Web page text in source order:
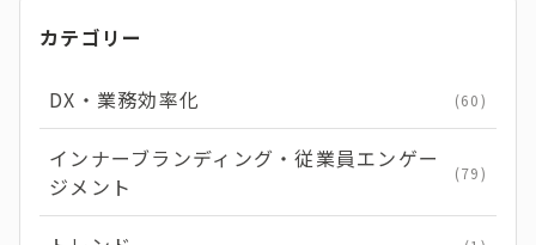
カテゴリー
DX・業務効率化 (60)
インナーブランディング・従業員エンゲー
ジメント
(79)